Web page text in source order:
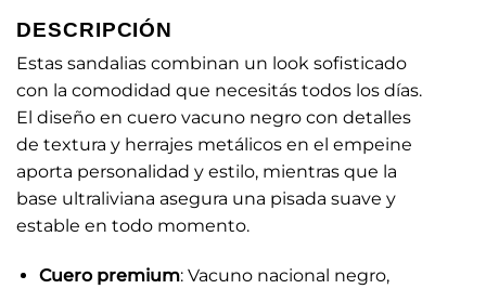
DESCRIPCIÓN
Estas sandalias combinan un look sofisticado
con la comodidad que necesitás todos los días.
El diseño en cuero vacuno negro con detalles
de textura y herrajes metálicos en el empeine
aporta personalidad y estilo, mientras que la
base ultraliviana asegura una pisada suave y
estable en todo momento.
Cuero premium: Vacuno nacional negro,